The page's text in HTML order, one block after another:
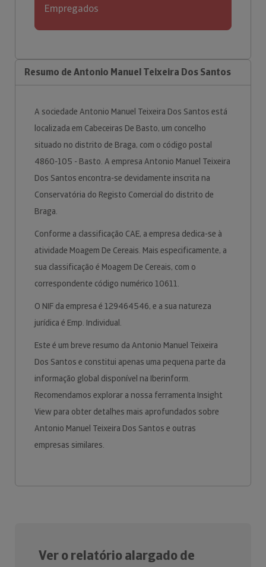
Empregados
Resumo de Antonio Manuel Teixeira Dos Santos
A sociedade Antonio Manuel Teixeira Dos Santos está
localizada em Cabeceiras De Basto, um concelho
situado no distrito de Braga, com o código postal
4860-105 - Basto. A empresa Antonio Manuel Teixeira
Dos Santos encontra-se devidamente inscrita na
Conservatória do Registo Comercial do distrito de
Braga.
Conforme a classificação CAE, a empresa dedica-se à
atividade Moagem De Cereais. Mais especificamente, a
sua classificação é Moagem De Cereais, com o
correspondente código numérico 10611.
O NIF da empresa é 129464546, e a sua natureza
jurídica é Emp. Individual.
Este é um breve resumo da Antonio Manuel Teixeira
Dos Santos e constitui apenas uma pequena parte da
informação global disponível na Iberinform.
Recomendamos explorar a nossa ferramenta Insight
View para obter detalhes mais aprofundados sobre
Antonio Manuel Teixeira Dos Santos e outras
empresas similares.
Ver o relatório alargado de